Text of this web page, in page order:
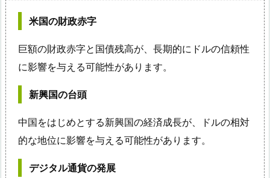
米国の財政赤字
巨額の財政赤字と国債残高が、長期的にドルの信頼性
に影響を与える可能性があります。
新興国の台頭
中国をはじめとする新興国の経済成長が、ドルの相対
的な地位に影響を与える可能性があります。
デジタル通貨の発展